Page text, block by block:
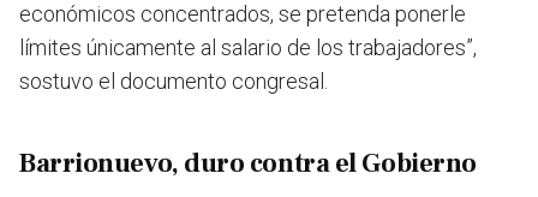
económicos concentrados, se pretenda ponerle
límites únicamente al salario de los trabajadores”,
sostuvo el documento congresal.
Barrionuevo, duro contra el Gobierno